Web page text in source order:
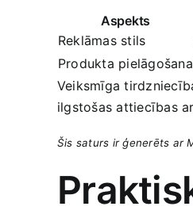
Aspekts
Reklāmas stils
Produkta pielāgošana
Veiksmīga
ilgstošas attiecības
Šis saturs ir ģenerēts ar